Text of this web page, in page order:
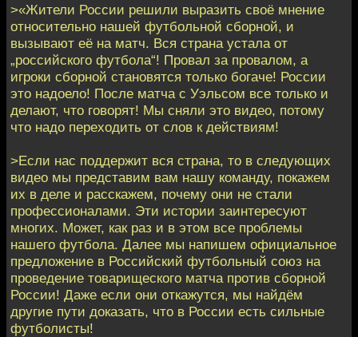
>«Жители России решили выразить своё мнение
относительно нашей футбольной сборной, и
вызывают её на матч. Вся страна устала от
„российского футбола“! Провал за провалом, а
игроки сборной становятся только богаче! России
это надоело! После матча с Уэльсом все только и
делают, что говорят! Мы сняли это видео, потому
что надо переходить от слов к действиям!
>Если нас поддержит вся страна, то в следующих
видео мы представим вам нашу команду, покажем
их в деле и расскажем, почему они не стали
профессионалами. Эти истории заинтересуют
многих. Может, как раз и в этом все проблемы
нашего футбола. Далее мы напишем официальное
предложение в Российский футбольный союз на
проведение товарищеского матча против сборной
России! Даже если они откажутся, мы найдём
другие пути доказать, что в России есть сильные
футболисты!